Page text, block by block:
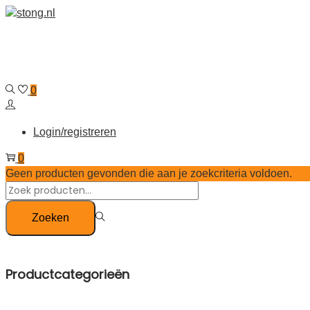
0
Login/registreren
0
Geen producten gevonden die aan je zoekcriteria voldoen.
Zoeken
Productcategorieën